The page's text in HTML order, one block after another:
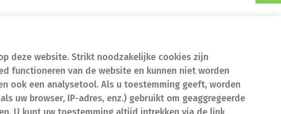
deze website. Strikt noodzakelijke cookies zijn
functioneren van de website en kunnen niet worden
ook een analysetool. Als u toestemming geeft, worden
uw browser, IP-adres, enz.) gebruikt om geaggregeerde